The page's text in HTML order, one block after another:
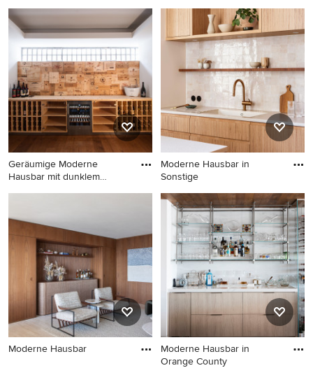
Moderne Hausbar in U-Form
mit flächenbündigen
Schrankfronten, bunter
Rückwand, beigem Boden
und schwarzer Arbeitsplatte
in Sonstige
Geräumige Moderne
Hausbar mit dunklem
Geräumige Moderne Hausbar
braunem Boden in Mailand
Moderne Hausbar in
Sonstige
Moderne Hausbar in Sonstige
Moderne Hausbar
Moderne Hausbar in
Orange County